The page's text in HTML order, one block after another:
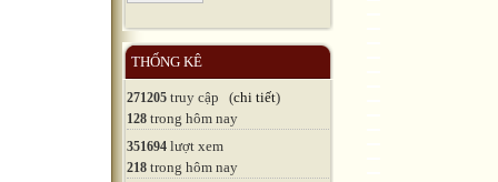
THỐNG KÊ
271205 truy cập (chi tiết)
128 trong hôm nay
351694 lượt xem
218 trong hôm nay